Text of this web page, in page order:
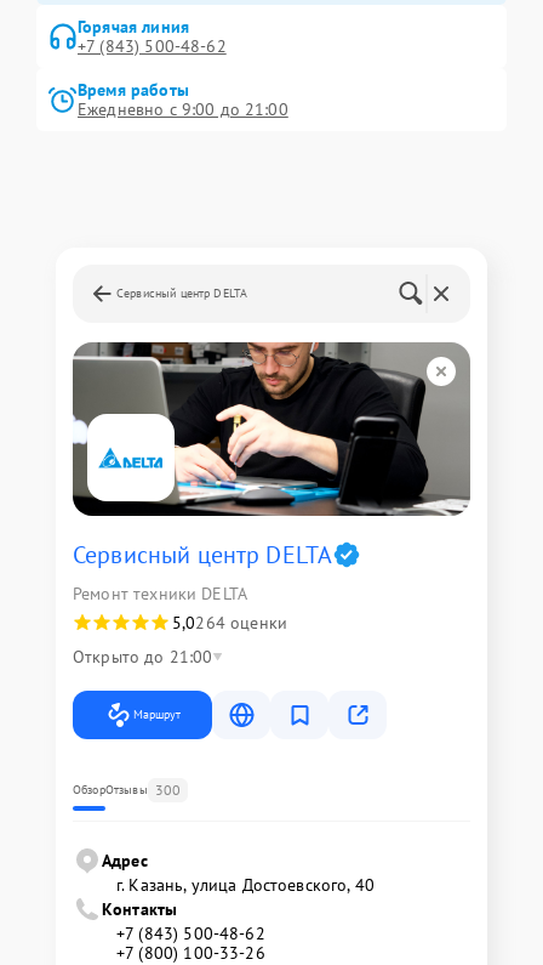
Горячая линия
+7 (843) 500-48-62
Время работы
Ежедневно с 9:00 до 21:00
Сервисный центр DELTA
Сервисный центр DELTA
Ремонт техники DELTA
5,0264 оценки
Открыто до 21:00
Маршрут
ОбзорОтзывы 300
Адрес
г. Казань, улица Достоевского, 40
Контакты
+7 (843) 500-48-62
+7 (800) 100-33-26